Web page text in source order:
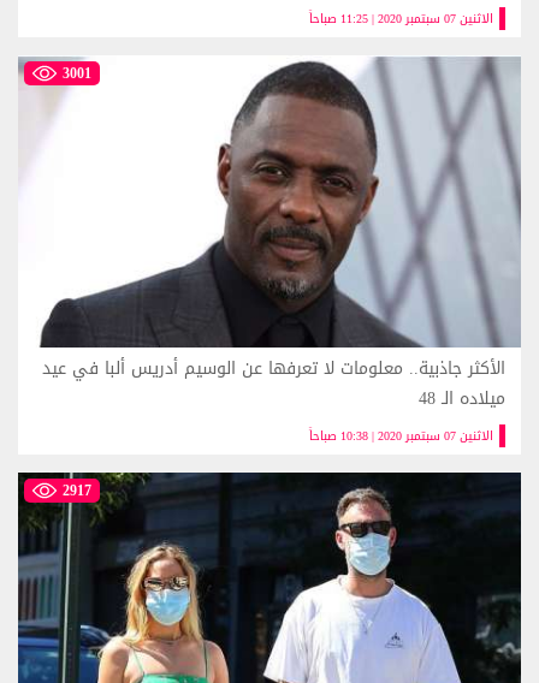
الاثنين 07 سبتمبر 2020 | 11:25 صباحاً
3001
الاثنين 07 سبتمبر 2020 | 10:38 صباحاً
الأكثر جاذبية.. معلومات لا تعرفها عن الوسيم أدريس ألبا في عيد
ميلاده الـ 48
2917